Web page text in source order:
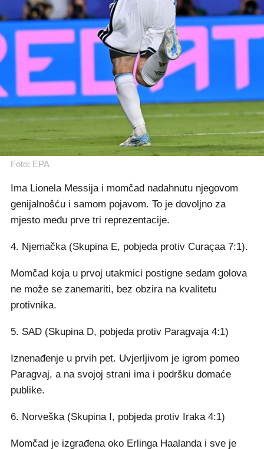
Foto: EPA
Ima Lionela Messija i momčad nadahnutu njegovom
genijalnošću i samom pojavom. To je dovoljno za
mjesto među prve tri reprezentacije.
4. Njemačka (Skupina E, pobjeda protiv Curaçaa 7:1).
Momčad koja u prvoj utakmici postigne sedam golova
ne može se zanemariti, bez obzira na kvalitetu
protivnika.
5. SAD (Skupina D, pobjeda protiv Paragvaja 4:1)
Iznenađenje u prvih pet. Uvjerljivom je igrom pomeo
Paragvaj, a na svojoj strani ima i podršku domaće
publike.
6. Norveška (Skupina I, pobjeda protiv Iraka 4:1)
Momčad je izgrađena oko Erlinga Haalanda i sve je